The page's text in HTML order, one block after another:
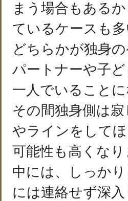
まう場合もある
ているケースも多
どちらかが独身
パートナーや子
一人でいることに
その間独身側は
やラインをして
可能性も高くなり
中には、しっか
には連絡せず深